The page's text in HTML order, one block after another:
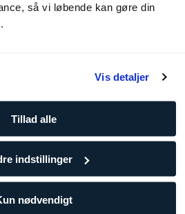
så vi løbende kan gøre din
Vis detaljer
Tillad alle
indstillinger
nødvendigt